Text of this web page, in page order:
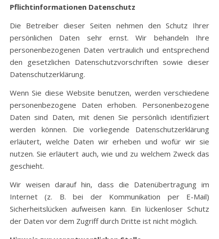
Pflichtinformationen Datenschutz
Die Betreiber dieser Seiten nehmen den Schutz Ihrer
persönlichen Daten sehr ernst. Wir behandeln Ihre
personenbezogenen Daten vertraulich und entsprechend
den gesetzlichen Datenschutzvorschriften sowie dieser
Datenschutzerklärung.
Wenn Sie diese Website benutzen, werden verschiedene
personenbezogene Daten erhoben. Personenbezogene
Daten sind Daten, mit denen Sie persönlich identifiziert
werden können. Die vorliegende Datenschutzerklärung
erläutert, welche Daten wir erheben und wofür wir sie
nutzen. Sie erläutert auch, wie und zu welchem Zweck das
geschieht.
Wir weisen darauf hin, dass die Datenübertragung im
Internet (z. B. bei der Kommunikation per E-Mail)
Sicherheitslücken aufweisen kann. Ein lückenloser Schutz
der Daten vor dem Zugriff durch Dritte ist nicht möglich.